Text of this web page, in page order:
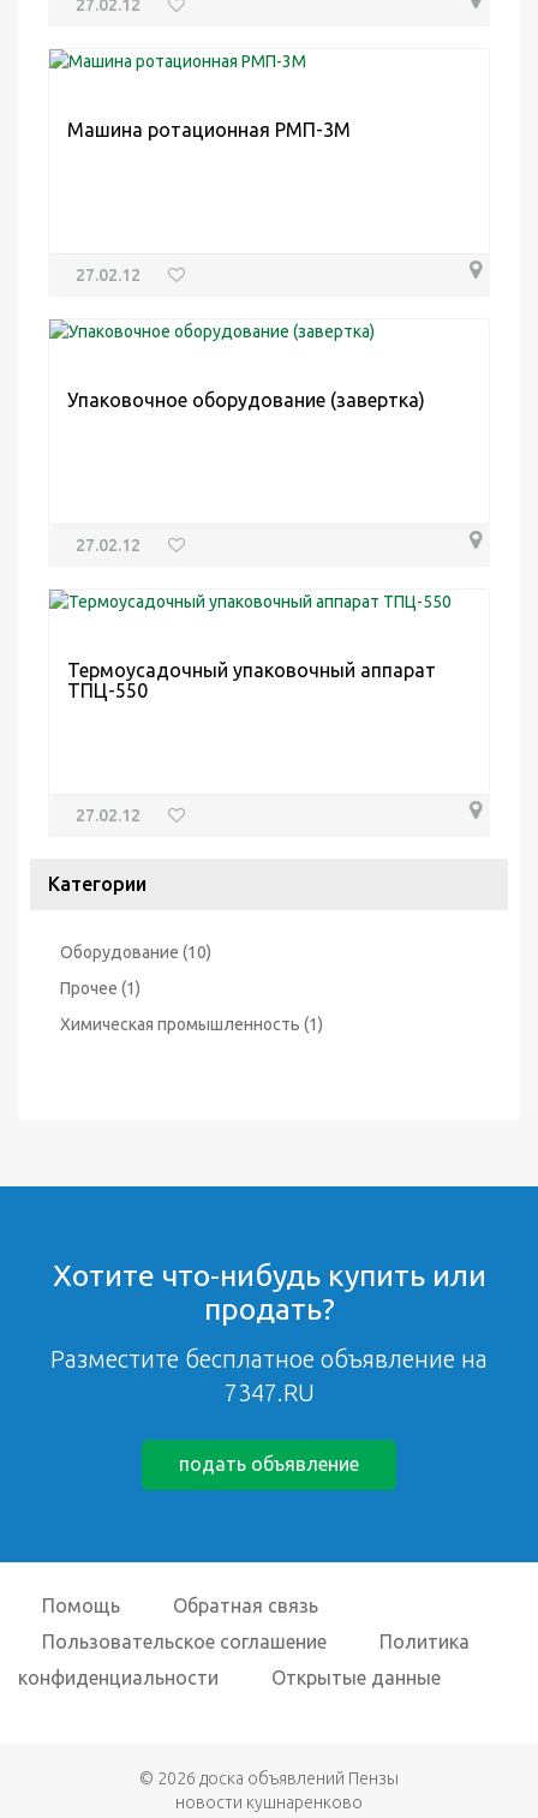
27.02.12
Машина ротационная РМП-3М
27.02.12
Упаковочное оборудование (завертка)
27.02.12
Термоусадочный упаковочный аппарат
ТПЦ-550
27.02.12
Категории
Оборудование (10)
Прочее (1)
Химическая промышленность (1)
Хотите что-нибудь купить или
продать?
Разместите бесплатное объявление на
7347.RU
подать объявление
Помощь
Обратная связь
Пользовательское соглашение
Политика
конфиденциальности
Открытые данные
© 2026 доска объявлений Пензы
новости кушнаренково